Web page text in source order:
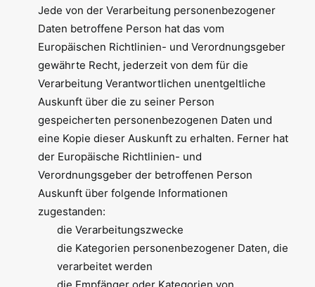
Jede von der Verarbeitung personenbezogener
Daten betroffene Person hat das vom
Europäischen Richtlinien- und Verordnungsgeber
gewährte Recht, jederzeit von dem für die
Verarbeitung Verantwortlichen unentgeltliche
Auskunft über die zu seiner Person
gespeicherten personenbezogenen Daten und
eine Kopie dieser Auskunft zu erhalten. Ferner hat
der Europäische Richtlinien- und
Verordnungsgeber der betroffenen Person
Auskunft über folgende Informationen
zugestanden:
die Verarbeitungszwecke
die Kategorien personenbezogener Daten, die
verarbeitet werden